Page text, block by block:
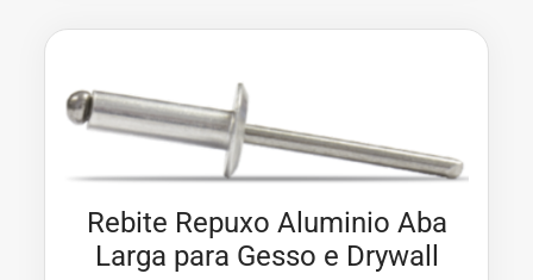
Rebite Repuxo Aluminio Aba
Larga para Gesso e Drywall